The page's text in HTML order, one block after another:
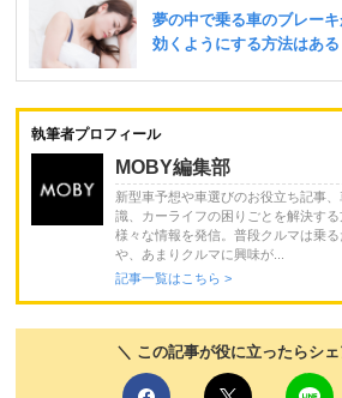
執筆者プロフィール
MOBY編集部
新型車予想や車選びのお役立ち記事
識、カーライフの困りごとを解決す
様々な情報を発信。普段クルマは乗
や、あまりクルマに興味が...
記事一覧はこちら >
＼ この記事が役に立ったらシ